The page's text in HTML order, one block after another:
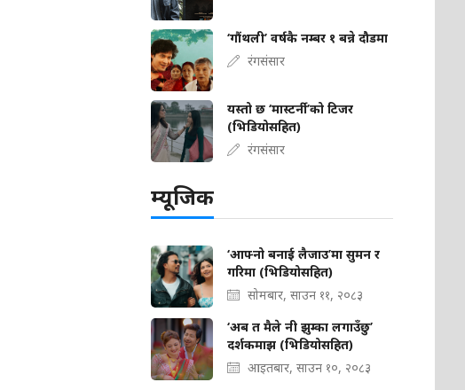
‘गौंथली’ वर्षकै नम्बर १ बन्ने दौडमा
रंगसंसार
यस्तो छ ‘मास्टर्नी’को टिजर
(भिडियोसहित)
रंगसंसार
म्यूजिक
‘आफ्नो बनाई लैजाउ’मा सुमन र
गरिमा (भिडियोसहित)
सोमबार, साउन ११, २०८३
‘अब त मैले नी झुम्का लगाउँछु’
दर्शकमाझ (भिडियोसहित)
आइतबार, साउन १०, २०८३